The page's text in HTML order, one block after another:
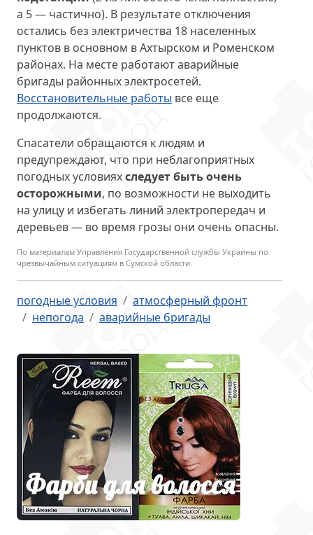
а 5 — частично). В результате отключения
остались без электричества 18 населенных
пунктов в основном в Ахтырском и Роменском
районах. На месте работают аварийные
бригады районных электросетей.
Восстановительные работы все еще
продолжаются.
Спасатели обращаются к людям и
предупреждают, что при неблагоприятных
погодных условияхследует быть очень
осторожными, по возможности не выходить
на улицу и избегать линий электропередач и
деревьев — во время грозы они очень опасны.
По материалам Управления Государственной службы Украины по
чрезвычайным ситуациям в Сумской области.
погодные условия
атмосферный фронт
непогода
аварийные бригады